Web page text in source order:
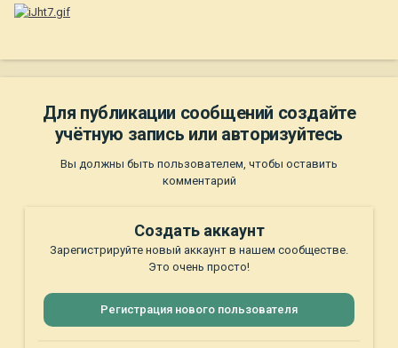
Для публикации сообщений создайте
учётную запись или авторизуйтесь
Вы должны быть пользователем, чтобы оставить
комментарий
Создать аккаунт
Зарегистрируйте новый аккаунт в нашем сообществе.
Это очень просто!
Регистрация нового пользователя